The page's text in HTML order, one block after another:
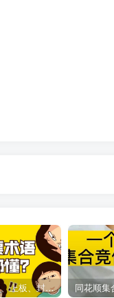
股票打板、上板、封板、翘板、炸板是什么意思？炒股你必须懂的暗语！